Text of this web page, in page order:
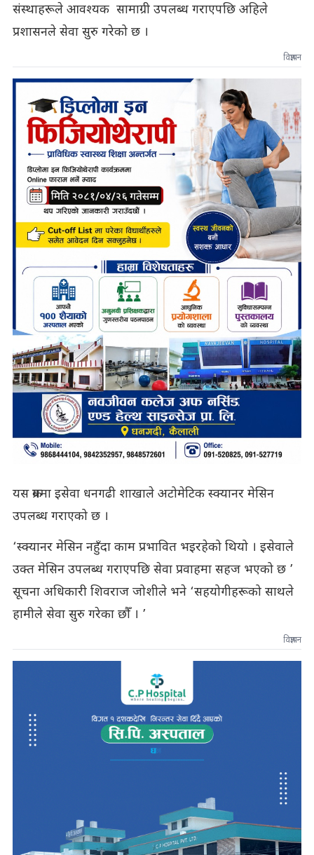
संस्थाहरूले आवश्यक सामाग्री उपलब्ध गराएपछि अहिले
प्रशासनले सेवा सुरु गरेको छ ।
विज्ञापन
यस क्रममा इसेवा धनगढी शाखाले अटोमेटिक स्क्यानर मेसिन
उपलब्ध गराएको छ ।
‘स्क्यानर मेसिन नहुँदा काम प्रभावित भइरहेको थियो । इसेवाले
उक्त मेसिन उपलब्ध गराएपछि सेवा प्रवाहमा सहज भएको छ ’
सूचना अधिकारी शिवराज जोशीले भने ‘सहयोगीहरूको साथले
हामीले सेवा सुरु गरेका छौँ । ’
विज्ञापन